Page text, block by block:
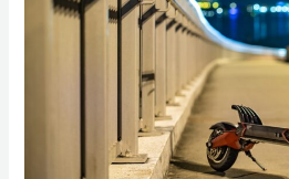
trottinettes
électriques